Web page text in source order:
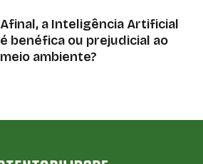
Afinal, a Inteligência Artificial
é benéfica ou prejudicial ao
meio ambiente?